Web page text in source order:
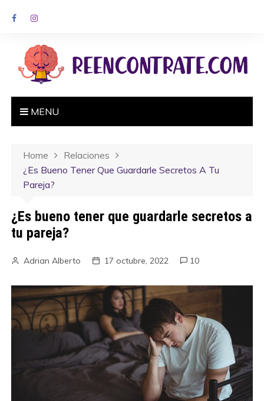
MENU
Home
Relaciones
¿Es Bueno Tener Que Guardarle Secretos A Tu
Pareja?
¿Es bueno tener que guardarle secretos a
tu pareja?
Adrian Alberto 17 octubre, 2022 10